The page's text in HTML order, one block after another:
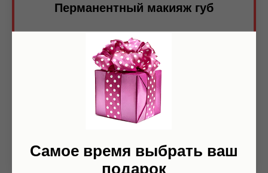
Перманентный макияж губ
сделаю их максимально натуральными
Пройдите тест и получите скидку
1000 рублей
Самое время выбрать ваш
подарок